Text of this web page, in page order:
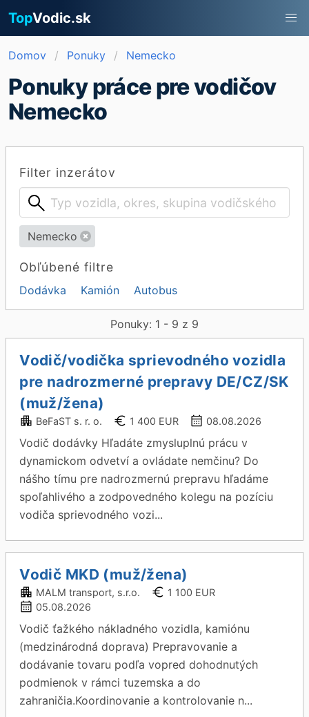
TopVodic.sk
Domov Ponuky Nemecko
Ponuky práce pre vodičov
Nemecko
Filter inzerátov
Nemecko
Obľúbené filtre
Dodávka Kamión Autobus
Ponuky: 1 - 9 z 9
Vodič/vodička sprievodného vozidla
pre nadrozmerné prepravy DE/CZ/SK
(muž/žena)
BeFaST s. r. o. 1 400 EUR 08.08.2026
Vodič dodávky Hľadáte zmysluplnú prácu v
dynamickom odvetví a ovládate nemčinu? Do
nášho tímu pre nadrozmernú prepravu hľadáme
spoľahlivého a zodpovedného kolegu na pozíciu
vodiča sprievodného vozi...
Vodič MKD (muž/žena)
MALM transport, s.r.o.
1 100 EUR
05.08.2026
Vodič ťažkého nákladného vozidla, kamiónu
(medzinárodná doprava) Prepravovanie a
dodávanie tovaru podľa vopred dohodnutých
podmienok v rámci tuzemska a do
zahraničia.Koordinovanie a kontrolovanie n...